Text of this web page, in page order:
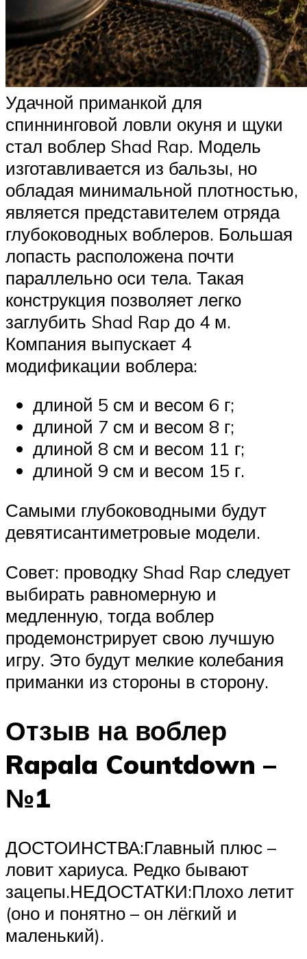
Удачной приманкой для
спиннинговой ловли окуня и щуки
стал воблер Shad Rap. Модель
изготавливается из бальзы, но
обладая минимальной плотностью,
является представителем отряда
глубоководных воблеров. Большая
лопасть расположена почти
параллельно оси тела. Такая
конструкция позволяет легко
заглубить Shad Rap до 4 м.
Компания выпускает 4
модификации воблера:
длиной 5 см и весом 6 г;
длиной 7 см и весом 8 г;
длиной 8 см и весом 11 г;
длиной 9 см и весом 15 г.
Самыми глубоководными будут
девятисантиметровые модели.
Совет: проводку Shad Rap следует
выбирать равномерную и
медленную, тогда воблер
продемонстрирует свою лучшую
игру. Это будут мелкие колебания
приманки из стороны в сторону.
Отзыв на воблер
Rapala Countdown –
№1
ДОСТОИНСТВА:Главный плюс –
ловит хариуса. Редко бывают
зацепы.НЕДОСТАТКИ:Плохо летит
(оно и понятно – он лёгкий и
маленький).